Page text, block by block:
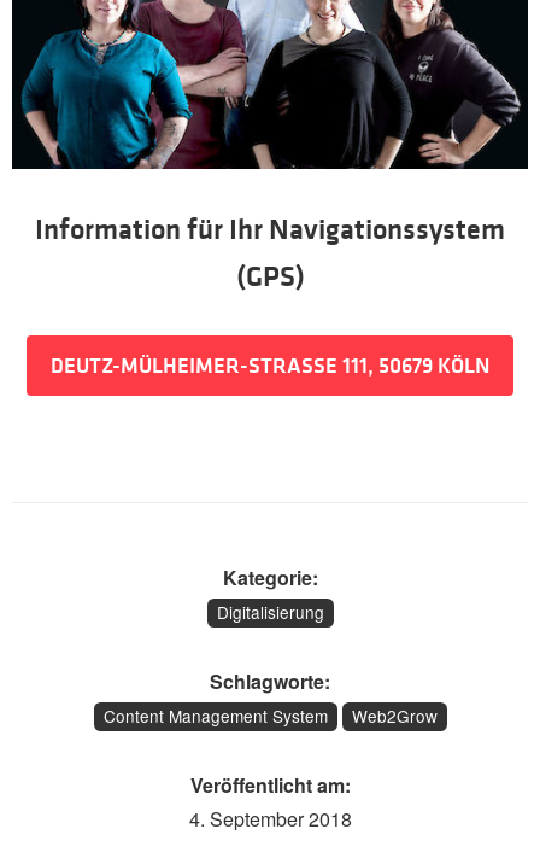
Information für Ihr Navigationssystem
(GPS)
DEUTZ-MÜLHEIMER-STRASSE 111, 50679 KÖLN
Kategorie:
Digitalisierung
Schlagworte:
Content Management System Web2Grow
Veröffentlicht am:
4. September 2018